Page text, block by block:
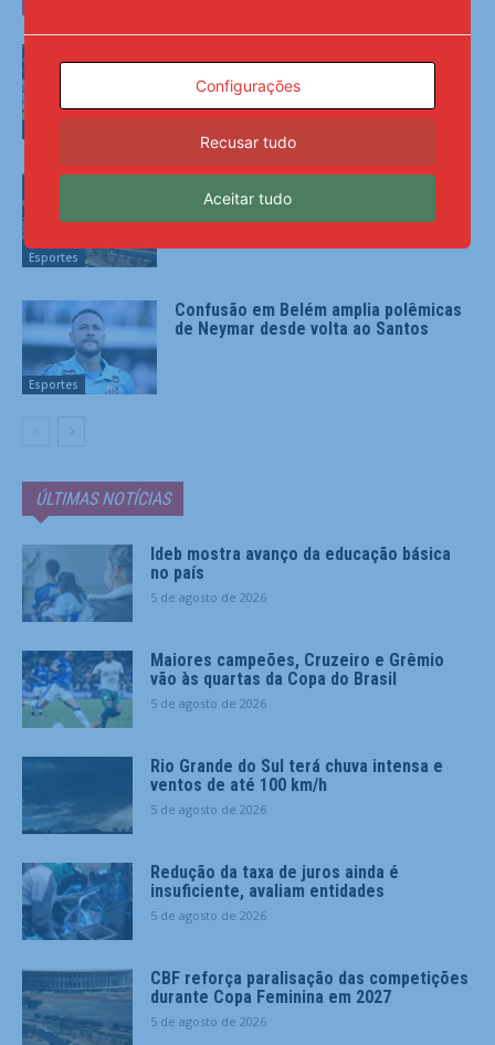
Esportes
CBF reforça paralisação das
competições durante Copa Feminina
em 2027
Esportes
Confusão em Belém amplia polêmicas
de Neymar desde volta ao Santos
ÚLTIMAS NOTÍCIAS
Ideb mostra avanço da educação básica
no país
5 de agosto de 2026
Maiores campeões, Cruzeiro e Grêmio
vão às quartas da Copa do Brasil
5 de agosto de 2026
Rio Grande do Sul terá chuva intensa e
ventos de até 100 km/h
5 de agosto de 2026
Redução da taxa de juros ainda é
insuficiente, avaliam entidades
5 de agosto de 2026
CBF reforça paralisação das competições
durante Copa Feminina em 2027
5 de agosto de 2026
Configurações
Recusar tudo
Aceitar tudo